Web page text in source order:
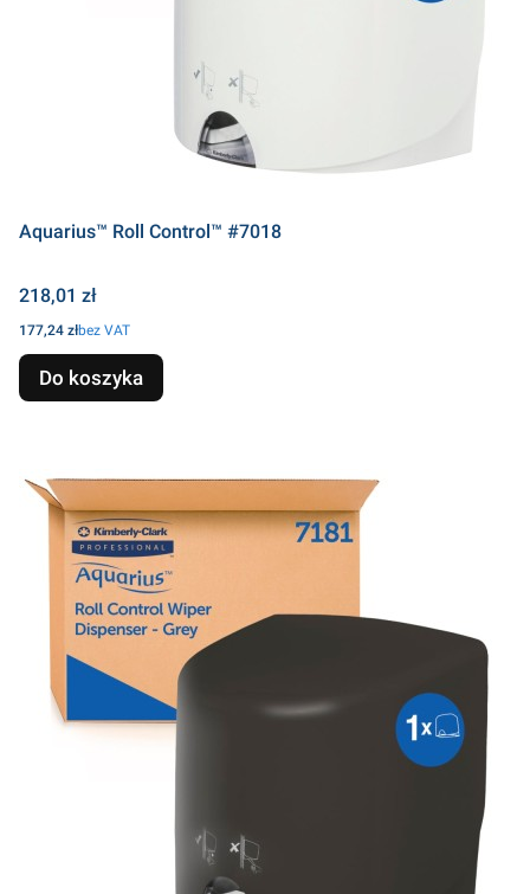
Aquarius™ Roll Control™ #7018
Cena
218,01 zł
Cena
177,24 złbez VAT
Do koszyka